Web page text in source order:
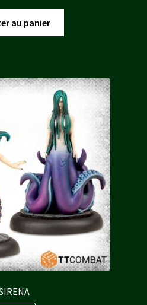
prix
initial
était :
prix
actuel
est :
au panier